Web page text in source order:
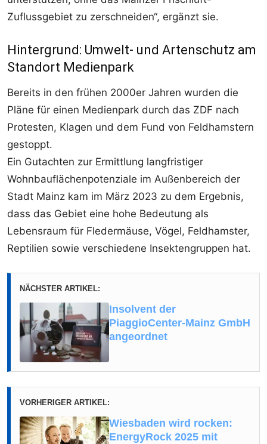
Zuflussgebiet zu zerschneiden“, ergänzt sie.
Hintergrund: Umwelt- und Artenschutz am
Standort Medienpark
Bereits in den frühen 2000er Jahren wurden die
Pläne für einen Medienpark durch das ZDF nach
Protesten, Klagen und dem Fund von Feldhamstern
gestoppt.
Ein Gutachten zur Ermittlung langfristiger
Wohnbauflächenpotenziale im Außenbereich der
Stadt Mainz kam im März 2023 zu dem Ergebnis,
dass das Gebiet eine hohe Bedeutung als
Lebensraum für Fledermäuse, Vögel, Feldhamster,
Reptilien sowie verschiedene Insektengruppen hat.
NÄCHSTER ARTIKEL:
Insolvent der
PiaggioCenter-Mainz GmbH
angeordnet
VORHERIGER ARTIKEL:
Wiesbaden wird rocken:
EnergyRock 2025 mit